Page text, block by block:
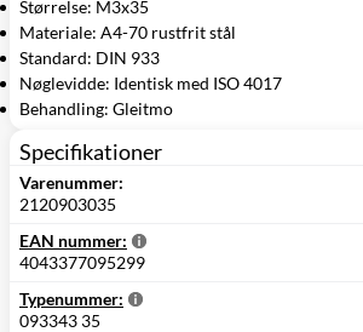
Størrelse: M3x35
Materiale: A4-70 rustfrit stål
Standard: DIN 933
Nøglevidde: Identisk med ISO 4017
Behandling: Gleitmo
Specifikationer
Varenummer:
2120903035
EAN nummer:
4043377095299
Typenummer:
093343 35